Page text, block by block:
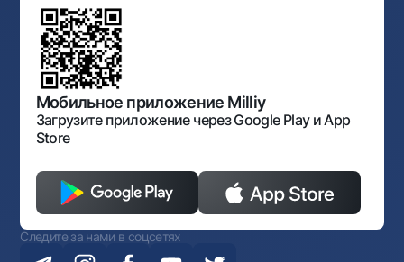
Фирменный стиль
Карта сайта
Согласие на обработку персональных данных
Галерея изобразительного искусства Узбекистана
Обсуждение проектов нормативно-правовых
документов
Нормативно-правовые документы
Порядок и режим работы НБУ
Открытые данные
Антимонопольный комплаенс
Мобильное приложение Milliy
Загрузите приложение через Google Play и App
Store
Следите за нами в соцсетях